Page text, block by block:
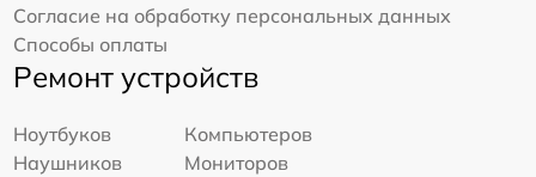
Согласие на обработку персональных данных
Способы оплаты
Ремонт устройств
Ноутбуков
Компьютеров
Наушников
Мониторов